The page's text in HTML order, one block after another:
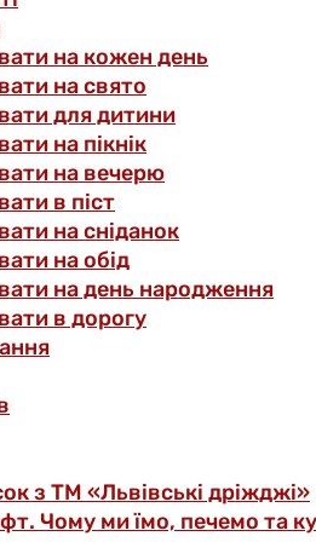
на кожен день
на свято
для дитини
на пікнік
на вечерю
в піст
на сніданок
на обід
на день народження
в дорогу
з ТМ «Львівські дріжджі»
Чому ми їмо, печемо та